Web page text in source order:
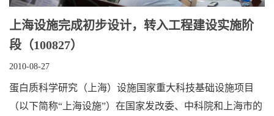
上海设施完成初步设计，转入工程建设实施阶
段（100827）
2010-08-27
蛋白质科学研究（上海）设施国家重大科技基础设施项目
（以下简称“上海设施”）在国家发改委、中科院和上海市的